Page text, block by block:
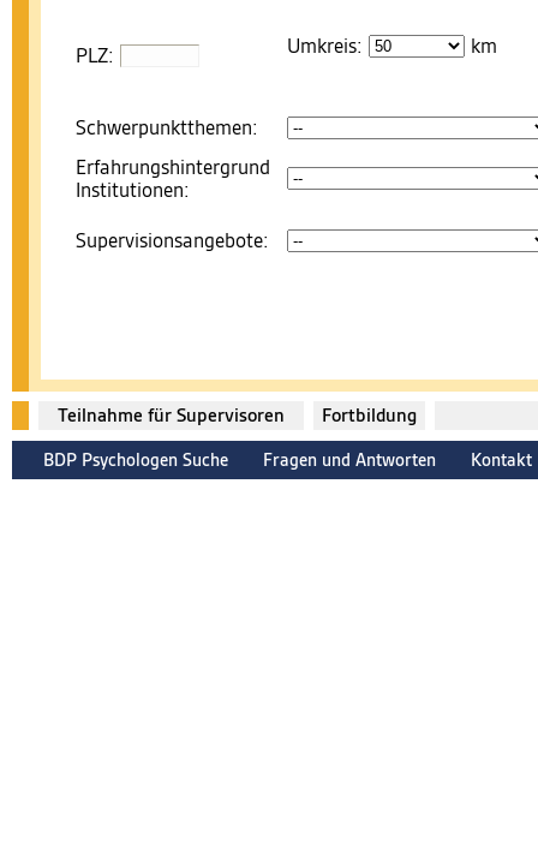
PLZ: Umkreis: km
Schwerpunktthemen:
Erfahrungshintergrund
Institutionen:
Supervisionsangebote:
Teilnahme für Supervisoren Fortbildung
BDP Psychologen Suche Fragen und Antworten Kontakt